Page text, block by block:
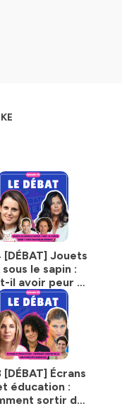
années 90 (vous
et les
à la fois
une longueur
politique-de-Jouets
sous le sapin :
il avoir peur ?
Mathilde Sirioli
Écrans
éducation :
sortir de